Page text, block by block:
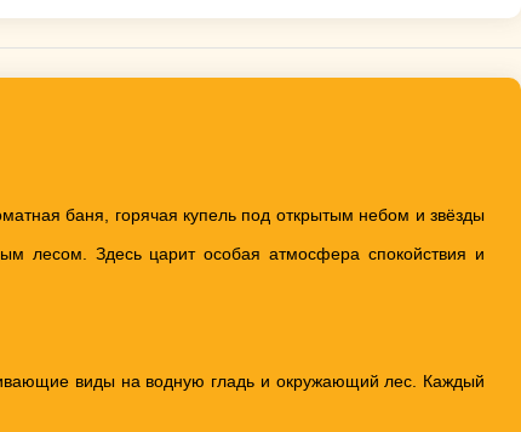
баня, горячая купель под открытым небом и звёзды
лесом. Здесь царит особая атмосфера спокойствия и
виды на водную гладь и окружающий лес. Каждый